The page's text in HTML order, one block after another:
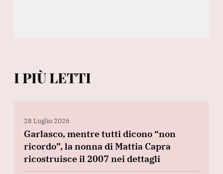
I PIÙ LETTI
28 Luglio 2026
Garlasco, mentre tutti dicono “non
ricordo”, la nonna di Mattia Capra
ricostruisce il 2007 nei dettagli